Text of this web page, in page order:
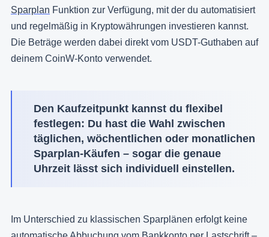
Sparplan Funktion zur Verfügung, mit der du automatisiert
und regelmäßig in Kryptowährungen investieren kannst.
Die Beträge werden dabei direkt vom USDT-Guthaben auf
deinem CoinW-Konto verwendet.
Den Kaufzeitpunkt kannst du flexibel
festlegen: Du hast die Wahl zwischen
täglichen, wöchentlichen oder monatlichen
Sparplan-Käufen – sogar die genaue
Uhrzeit lässt sich individuell einstellen.
Im Unterschied zu klassischen Sparplänen erfolgt keine